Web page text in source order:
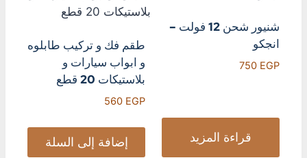
شنيور شحن 12 فولت –
انجكو
750 EGP
قراءة المزيد
طقم فك و تركيب طابلوه
و ابواب سيارات و
بلاستيكات 20 قطع
560 EGP
إضافة إلى السلة